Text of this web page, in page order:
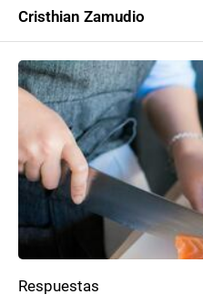
Cristhian Zamudio
Respuestas